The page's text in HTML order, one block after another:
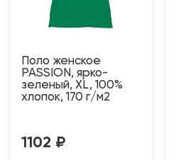
Поло женское
PASSION, ярко-
зеленый, XL, 100%
хлопок, 170 г/м2
1102 ₽